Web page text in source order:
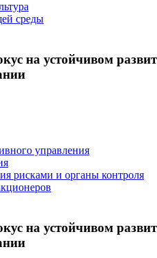
среды
на устойчивом
управления
рисками и органы контроля
на устойчивом